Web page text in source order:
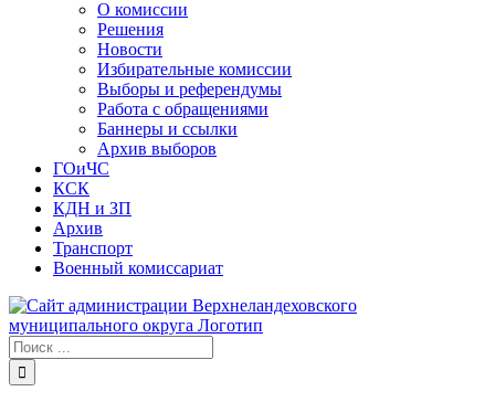
О комиссии
Решения
Новости
Избирательные комиссии
Выборы и референдумы
Работа с обращениями
Баннеры и ссылки
Архив выборов
ГОиЧС
КСК
КДН и ЗП
Архив
Транспорт
Военный комиссариат
Результат
поиска: